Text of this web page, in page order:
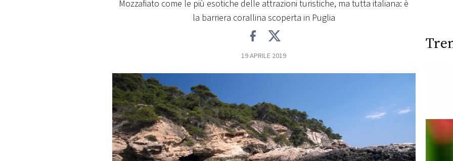
FOTO
CONCORSI
EVENTI
Mozzafiato come le più esotiche delle attrazioni turistiche, ma tutta italiana: è
la barriera corallina scoperta in Puglia
19 APRILE 2019